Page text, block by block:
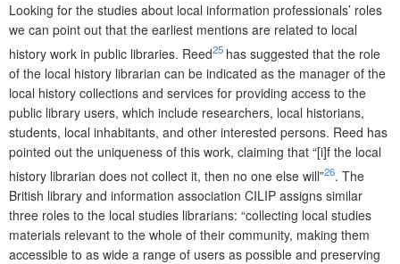
Looking for the studies about local information professionals’ roles
we can point out that the earliest mentions are related to local
history work in public libraries. Reed25 has suggested that the role
of the local history librarian can be indicated as the manager of the
local history collections and services for providing access to the
public library users, which include researchers, local historians,
students, local inhabitants, and other interested persons. Reed has
pointed out the uniqueness of this work, claiming that “[i]f the local
history librarian does not collect it, then no one else will”26. The
British library and information association CILIP assigns similar
three roles to the local stu­dies librarians: “collecting local studies
materials relevant to the whole of their community, making them
accessible to as wide a range of users as possible and preserving